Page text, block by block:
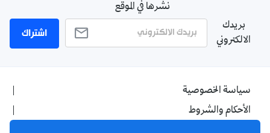
نشرها في الموقع
بريدك
الالكتروني
اشتراك
سياسة الخصوصية
الأحكام والشروط